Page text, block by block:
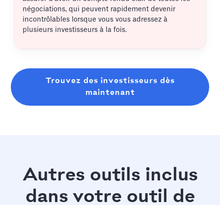
négociations, qui peuvent rapidement devenir
incontrôlables lorsque vous vous adressez à
plusieurs investisseurs à la fois.
Trouvez des investisseurs dès
maintenant
Autres outils inclus
dans votre outil de